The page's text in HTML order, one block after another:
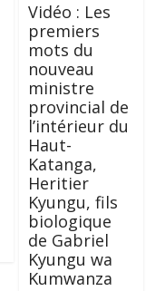
Vidéo : Les
premiers
mots du
nouveau
ministre
provincial de
l’intérieur du
Haut-
Katanga,
Heritier
Kyungu, fils
biologique
de Gabriel
Kyungu wa
Kumwanza